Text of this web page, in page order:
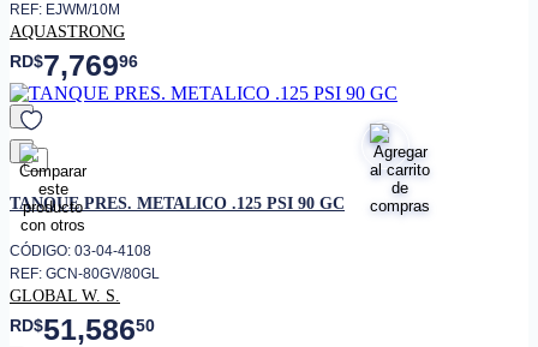
REF: EJWM/10M
AQUASTRONG
RD$7,76996
favorito
TANQUE PRES. METALICO .125 PSI 90 GC
CÓDIGO: 03-04-4108
REF: GCN-80GV/80GL
GLOBAL W. S.
RD$51,58650